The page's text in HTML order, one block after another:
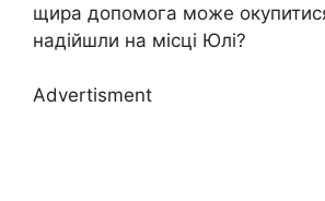
щира допомога може
надійшли на місці Юлі?
Advertisment